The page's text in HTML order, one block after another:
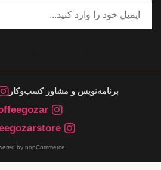
برنامه‌نویس و مشاور کسب‌وکار
by nopCommerce